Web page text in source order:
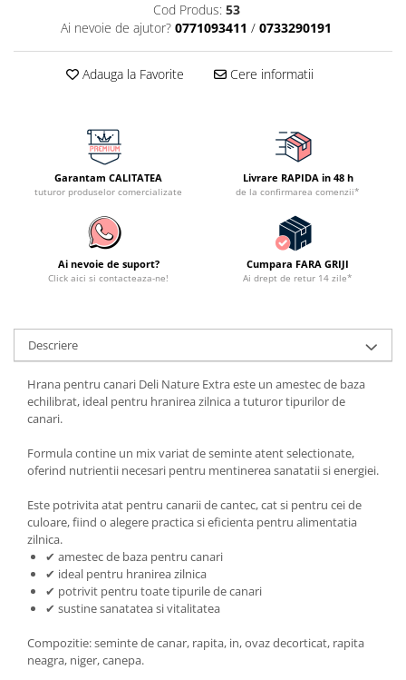
Cod Produs: 53
Ai nevoie de ajutor? 0771093411 / 0733290191
Adauga la Favorite Cere informatii
Garantam CALITATEA
tuturor produselor comercializate
Livrare RAPIDA in 48 h
de la confirmarea comenzii*
Ai nevoie de suport?
Click aici si contacteaza-ne!
Cumpara FARA GRIJI
Ai drept de retur 14 zile*
Descriere
Hrana pentru canari Deli Nature Extra este un amestec de baza
echilibrat, ideal pentru hranirea zilnica a tuturor tipurilor de
canari.
Formula contine un mix variat de seminte atent selectionate,
oferind nutrientii necesari pentru mentinerea sanatatii si energiei.
Este potrivita atat pentru canarii de cantec, cat si pentru cei de
culoare, fiind o alegere practica si eficienta pentru alimentatia
zilnica.
✔ amestec de baza pentru canari
✔ ideal pentru hranirea zilnica
✔ potrivit pentru toate tipurile de canari
✔ sustine sanatatea si vitalitatea
Compozitie: seminte de canar, rapita, in, ovaz decorticat, rapita
neagra, niger, canepa.